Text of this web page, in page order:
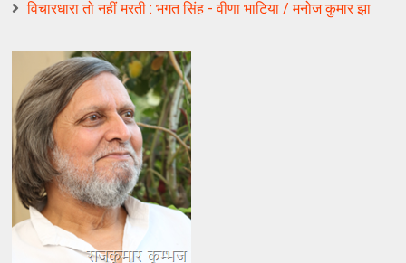
विचारधारा तो नहीं मरती : भगत सिंह - वीणा भाटिया / मनोज कुमार झा